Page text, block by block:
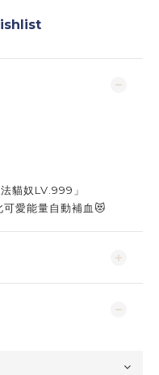
貓奴LV.999」
愛能量自動補血😻